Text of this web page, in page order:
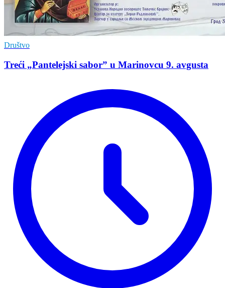
Društvo
Treći „Pantelejski sabor” u Marinovcu 9. avgusta